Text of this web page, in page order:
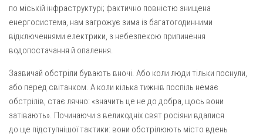
по міській інфраструктурі; фактично повністю знищена
енергосистема, нам загрожує зима із багатогодинними
відключеннями електрики, з небезпекою припинення
водопостачання й опалення.
Зазвичай обстріли бувають вночі. Або коли люди тільки поснули,
або перед світанком. А коли кілька тижнів поспіль немає
обстрілів, стає лячно: «значить це не до добра, щось вони
затівають». Починаючи з великодніх свят росіяни вдалися
до ще підступнішої тактики: вони обстрілюють місто вдень